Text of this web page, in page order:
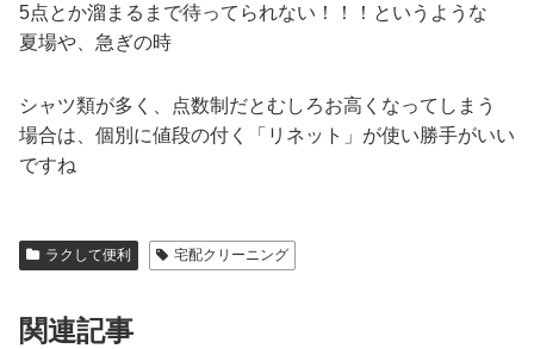
5点とか溜まるまで待ってられない！！！というような
夏場や、急ぎの時
シャツ類が多く、点数制だとむしろお高くなってしまう
場合は、個別に値段の付く「リネット」が使い勝手がいい
ですね
ラクして便利 宅配クリーニング
関連記事